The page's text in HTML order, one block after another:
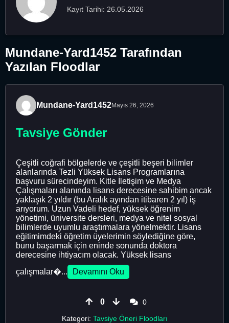
Kayıt Tarihi: 26.05.2026
Mundane-Yard1452 Tarafından
Yazılan Floodlar
Mundane-Yard1452Mayıs 26, 2026
Tavsiye Gönder
Çeşitli coğrafi bölgelerde ve çeşitli beşeri bilimler
alanlarında Tezli Yüksek Lisans Programlarına
başvuru sürecindeyim. Kitle İletişim ve Medya
Çalışmaları alanında lisans derecesine sahibim ancak
yaklaşık 2 yıldır (bu Aralık ayından itibaren 2 yıl) iş
arıyorum. Uzun Vadeli hedef, yüksek öğrenim
yönetimi, üniversite dersleri, medya ve nitel sosyal
bilimlerde uyumlu araştırmalara yönelmektir. Lisans
eğitimimdeki öğretim üyelerimin söylediğine göre,
bunu başarmak için eninde sonunda doktora
derecesine ihtiyacım olacak. Yüksek lisans
çalışmalar�...
Devamını Oku
0
0
Kategori: Tavsiye Öneri Floodları